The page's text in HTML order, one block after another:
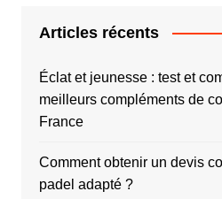
Articles récents
Éclat et jeunesse : test et
meilleurs compléments de
France
Comment obtenir un devis
padel adapté ?